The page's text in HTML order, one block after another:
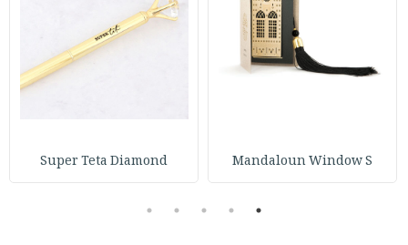
Mandaloun Window S
Super Teta Diamond
1
2
3
4
5